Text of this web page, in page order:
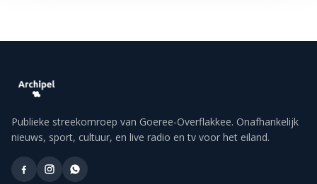
Publieke streekomroep van Goeree-Overflakkee. Onafhankelijk
nieuws, sport, cultuur, en live radio en tv voor het eiland.